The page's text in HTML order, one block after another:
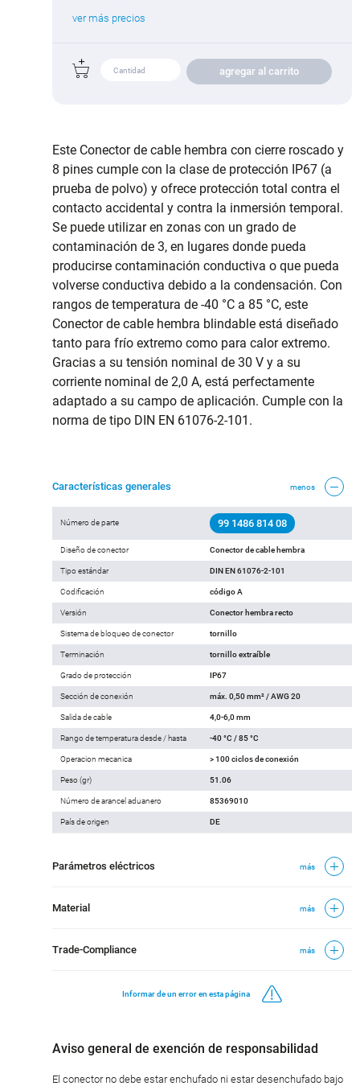
ver más precios
agregar al carrito
Este Conector de cable hembra con cierre roscado y
8 pines cumple con la clase de protección IP67 (a
prueba de polvo) y ofrece protección total contra el
contacto accidental y contra la inmersión temporal.
Se puede utilizar en zonas con un grado de
contaminación de 3, en lugares donde pueda
producirse contaminación conductiva o que pueda
volverse conductiva debido a la condensación. Con
rangos de temperatura de -40 °C a 85 °C, este
Conector de cable hembra blindable está diseñado
tanto para frío extremo como para calor extremo.
Gracias a su tensión nominal de 30 V y a su
corriente nominal de 2,0 A, está perfectamente
adaptado a su campo de aplicación. Cumple con la
norma de tipo DIN EN 61076-2-101.
Características generales menos
Número de parte 99 1486 814 08
Diseño de conector Conector de cable hembra
Tipo estándar DIN EN 61076-2-101
Codificación código A
Versión Conector hembra recto
Sistema de bloqueo de conector tornillo
Terminación tornillo extraíble
Grado de protección IP67
Sección de conexión máx. 0,50 mm² / AWG 20
Salida de cable 4,0-6,0 mm
Rango de temperatura desde / hasta -40 °C / 85 °C
Operacion mecanica > 100 ciclos de conexión
Peso (gr) 51.06
Número de arancel aduanero 85369010
País de origen DE
Parámetros eléctricos más
Material más
Trade-Compliance más
Informar de un error en esta página
Aviso general de exención de responsabilidad
El conector no debe estar enchufado ni estar desenchufado bajo